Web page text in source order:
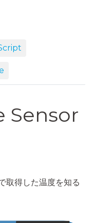
Sensor
取得した温度を知る